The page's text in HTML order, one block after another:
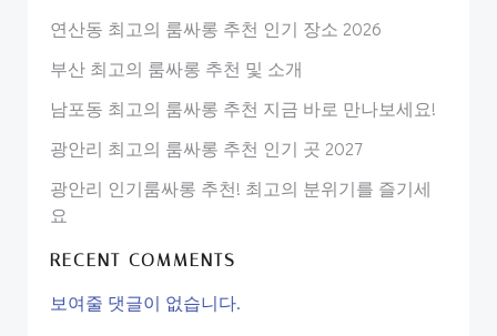
연산동 최고의 룸싸롱 추천 인기 장소 2026
부산 최고의 룸싸롱 추천 및 소개
남포동 최고의 룸싸롱 추천 지금 바로 만나보세요!
광안리 최고의 룸싸롱 추천 인기 곳 2027
광안리 인기룸싸롱 추천! 최고의 분위기를 즐기세
요
RECENT COMMENTS
보여줄 댓글이 없습니다.